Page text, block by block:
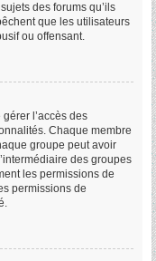
des forums qu’ils
que les utilisateurs
ou offensant.
l’accès des
Chaque membre
groupe peut avoir
des groupes
les permissions de
permissions de